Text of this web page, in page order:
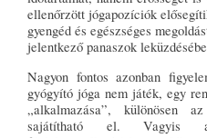
ellenőrzött jógapozíciók
gyengéd és egészséges
jelentkező panaszok
Nagyon fontos azonban
gyógyító jóga nem játék, egy
„alkalmazása”, különösen
sajátítható el. Vagyis